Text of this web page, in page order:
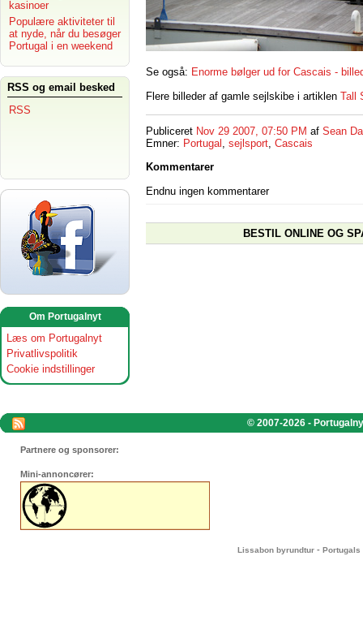
kasinoer
Populære aktiviteter til
at nyde, når du besøger
Portugal i en weekend
RSS og email besked
RSS
Om Portugalnyt
Læs om Portugalnyt
Privatlivspolitik
Cookie indstillinger
Se også: Enorme bølger ud for Cascais -
Flere billeder af gamle sejlskibe i artiklen Tall
Publiceret Nov 29 2007, 07:50 PM af Sean
Emner: Portugal , sejlsport, Cascais
Kommentarer
Endnu ingen kommentarer
BESTIL ONLINE OG
© 2007-2026 -
Partnere og sponsorer:
Mini-annoncører:
Lissabon byrundtur - Portugals